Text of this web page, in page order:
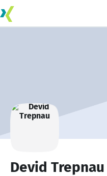
Devid Trepnau